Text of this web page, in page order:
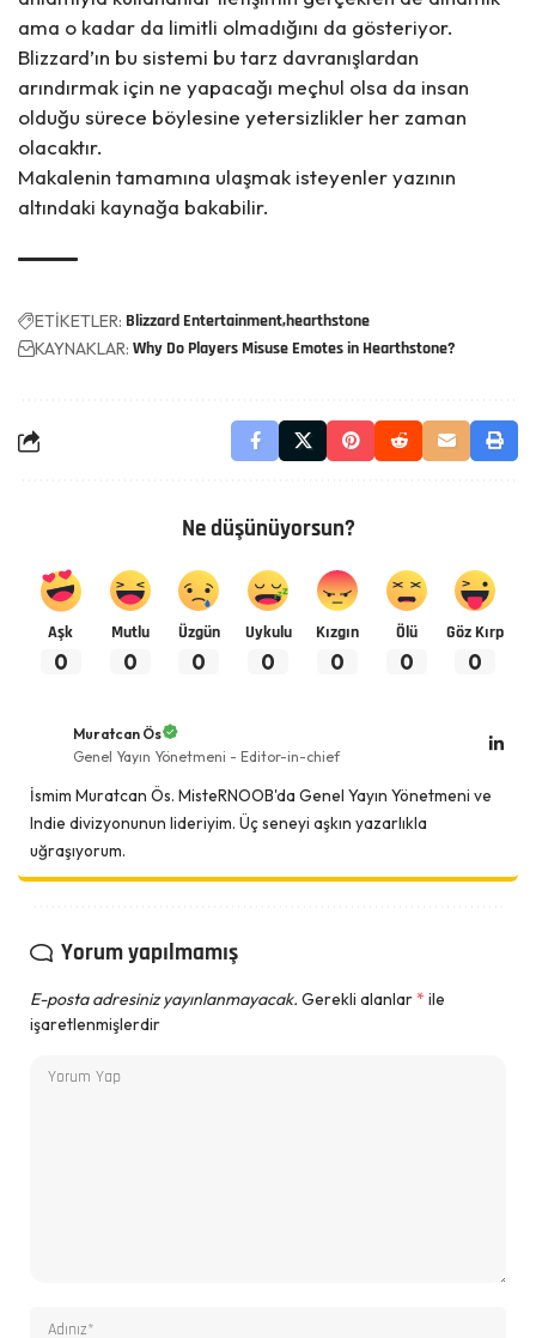
ama o kadar da limitli olmadığını da gösteriyor.
Blizzard’ın bu sistemi bu tarz davranışlardan
arındırmak için ne yapacağı meçhul olsa da insan
olduğu sürece böylesine yetersizlikler her zaman
olacaktır.
Makalenin tamamına ulaşmak isteyenler yazının
altındaki kaynağa bakabilir.
ETİKETLER: Blizzard Entertainmenthearthstone
KAYNAKLAR: Why Do Players Misuse Emotes in Hearthstone?
Ne düşünüyorsun?
Aşk
0
Mutlu
0
Üzgün
0
Uykulu
0
Kızgın
0
Ölü
0
Göz Kırp
0
Muratcan Ös
Genel Yayın Yönetmeni - Editor-in-chief
İsmim Muratcan Ös. MisteRNOOB'da Genel Yayın Yönetmeni ve
Indie divizyonunun lideriyim. Üç seneyi aşkın yazarlıkla
uğraşıyorum.
Yorum yapılmamış
E-posta adresiniz yayınlanmayacak. Gerekli alanlar* ile
işaretlenmişlerdir